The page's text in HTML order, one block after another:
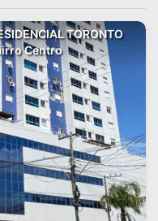
TORONTO
Centro